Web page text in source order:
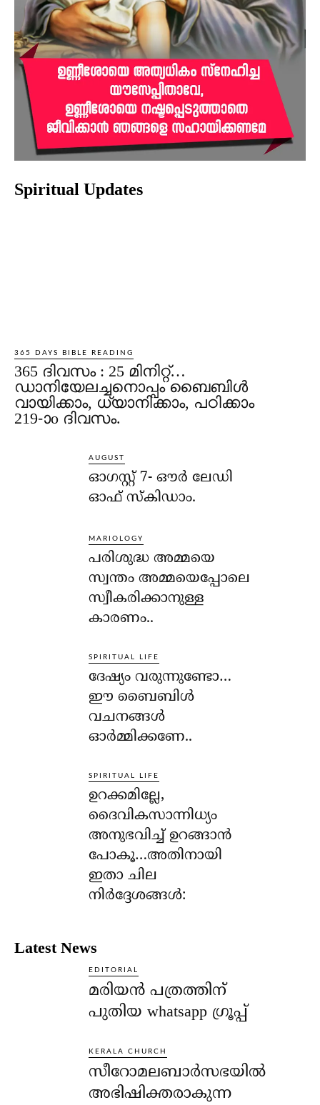
Spiritual Updates
365 DAYS BIBLE READING
365 ദിവസം : 25 മിനിറ്റ്…
ഡാനിയേലച്ചനൊപ്പം ബൈബിൾ
വായിക്കാം, ധ്യാനിക്കാം, പഠിക്കാം
219-ാo ദിവസം.
AUGUST
ഓഗസ്റ്റ് 7- ഔര്‍ ലേഡി
ഓഫ് സ്‌കിഡാം.
MARIOLOGY
പരിശുദ്ധ അമ്മയെ
സ്വന്തം അമ്മയെപ്പോലെ
സ്വീകരിക്കാനുള്ള
കാരണം..
SPIRITUAL LIFE
ദേഷ്യം വരുന്നുണ്ടോ…
ഈ ബൈബിള്‍
വചനങ്ങള്‍
ഓര്‍മ്മിക്കണേ..
SPIRITUAL LIFE
ഉറക്കമില്ലേ,
ദൈവികസാന്നിധ്യം
അനുഭവിച്ച് ഉറങ്ങാന്‍
പോകൂ…അതിനായി
ഇതാ ചില
നിര്‍ദ്ദേശങ്ങള്‍:
Latest News
EDITORIAL
മരിയൻ പത്രത്തിന്
പുതിയ whatsapp ഗ്രൂപ്പ്
KERALA CHURCH
സീറോമലബാർസഭയിൽ
അഭിഷിക്തരാകുന്ന